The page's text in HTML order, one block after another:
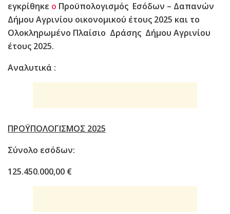
εγκρίθηκε ο Προϋπολογισμός Εσόδων – Δαπανών
Δήμου Αγρινίου οικονομικού έτους 2025 και το
Ολοκληρωμένο Πλαίσιο Δράσης Δήμου Αγρινίου
έτους 2025.
Αναλυτικά :
ΠΡΟΫΠΟΛΟΓΙΣΜΟΣ 2025
Σύνολο εσόδων:
125.450.000,00 €